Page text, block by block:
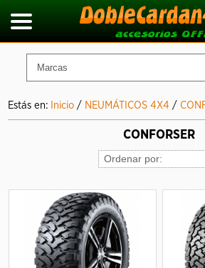
Estás en: Inicio / NEUMÁTICOS 4X4 /
CONFORSER